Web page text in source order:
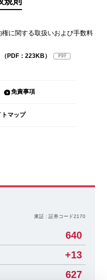
に関する取扱いおよび手数料
PDF：223KB）
免責事項
トマップ
東証: 証券コード2170
640
+13
627